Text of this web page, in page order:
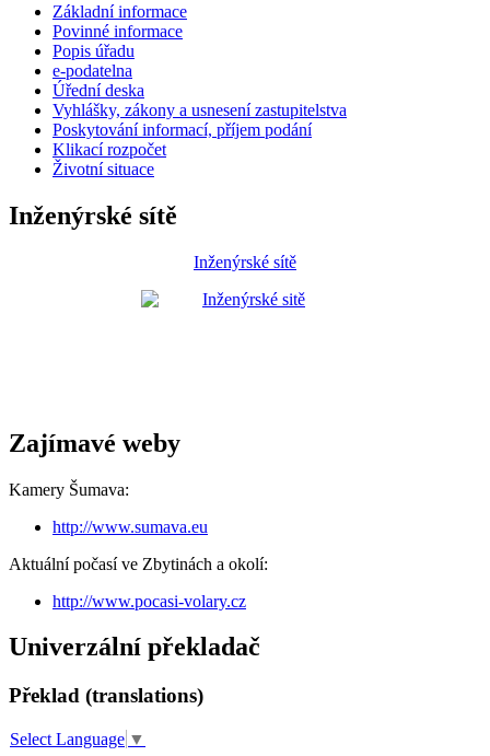
Základní informace
Povinné informace
Popis úřadu
e-podatelna
Úřední deska
Vyhlášky, zákony a usnesení zastupitelstva
Poskytování informací, příjem podání
Klikací rozpočet
Životní situace
Inženýrské sítě
Inženýrské sítě
Zajímavé weby
Kamery Šumava:
http://www.sumava.eu
Aktuální počasí ve Zbytinách a okolí:
http://www.pocasi-volary.cz
Univerzální překladač
Překlad (translations)
Select Language ▼